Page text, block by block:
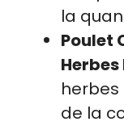
la
Poulet
de la